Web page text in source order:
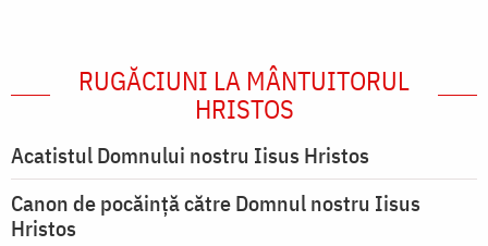
RUGĂCIUNI LA MÂNTUITORUL
HRISTOS
Acatistul Domnului nostru Iisus Hristos
Canon de pocăință către Domnul nostru Iisus
Hristos